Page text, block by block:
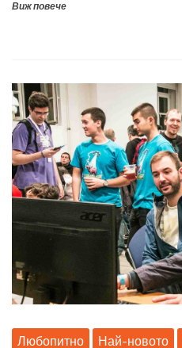
Виж повече
Любопитно Най-новото